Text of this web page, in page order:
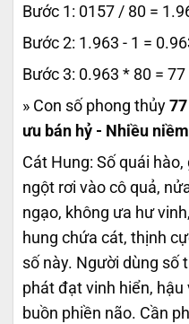
Bước 1: 0157 / 80 =
Bước 2: 1.963 - 1 =
Bước 3: 0.963 * 80 = 77
» Con số phong thủy 77
ưu bán hỷ - Nhiều
Cát Hung: Số quái
ngột rơi vào cô quả,
ngạo, không ưa hư
hung chứa cát, thịnh
số này. Người dùng số
phát đạt vinh hiển,
buồn phiền não. Cần